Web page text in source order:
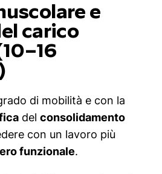
e
carico
di mobilità e con la
del consolidamento
con un lavoro più
funzionale.